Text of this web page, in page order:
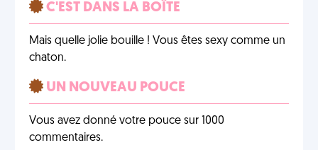
C'EST DANS LA BOÎTE
Mais quelle jolie bouille ! Vous êtes sexy comme un
chaton.
UN NOUVEAU POUCE
Vous avez donné votre pouce sur 1000
commentaires.